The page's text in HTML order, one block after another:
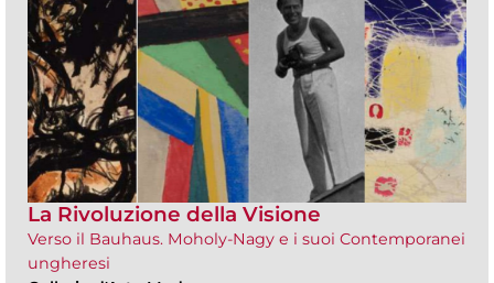
La Rivoluzione della Visione
Verso il Bauhaus. Moholy-Nagy e i suoi Contemporanei
ungheresi